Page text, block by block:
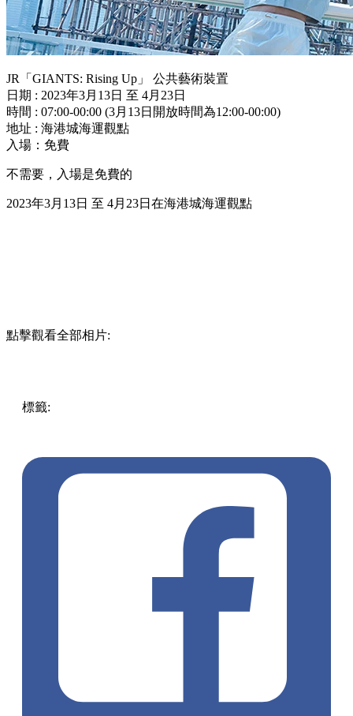
JR「GIANTS: Rising Up」 公共藝術裝置
日期 : 2023年3月13日 至 4月23日
時間 : 07:00-00:00 (3月13日開放時間為12:00-00:00)
地址 : 海港城海運觀點
入場：免費
不需要，入場是免費的
2023年3月13日 至 4月23日在海港城海運觀點
點擊觀看全部相片:
標籤: